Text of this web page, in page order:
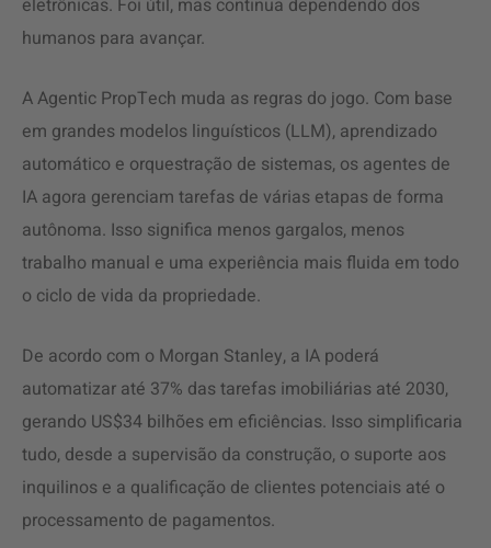
eletrônicas. Foi útil, mas continua dependendo dos
humanos para avançar.
A Agentic PropTech muda as regras do jogo. Com base
em grandes modelos linguísticos (LLM), aprendizado
automático e orquestração de sistemas, os agentes de
IA agora gerenciam tarefas de várias etapas de forma
autônoma. Isso significa menos gargalos, menos
trabalho manual e uma experiência mais fluida em todo
o ciclo de vida da propriedade.
De acordo com o Morgan Stanley, a IA poderá
automatizar até 37% das tarefas imobiliárias até 2030,
gerando US$34 bilhões em eficiências. Isso simplificaria
tudo, desde a supervisão da construção, o suporte aos
inquilinos e a qualificação de clientes potenciais até o
processamento de pagamentos.